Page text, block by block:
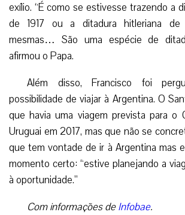
exílio. “É como se estivesse trazendo a
de 1917 ou a ditadura hitleriana
mesmas… São uma espécie de
afirmou o Papa.
Além disso, Francisco foi
possibilidade de viajar à Argentina. O
que havia uma viagem prevista para o
Uruguai em 2017, mas que não se
que tem vontade de ir à Argentina mas
momento certo: “estive planejando a
à oportunidade.”
Com informações deInfobae.